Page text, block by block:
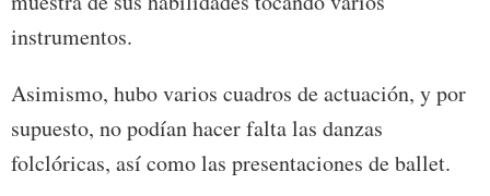
instrumentos.
Asimismo, hubo varios cuadros de actuación, y por
supuesto, no podían hacer falta las danzas
folclóricas, así como las presentaciones de ballet.